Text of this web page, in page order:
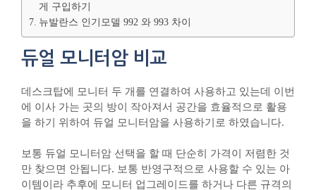
게 구입하기
뉴발란스 인기모델 992 와 993 차이
듀얼 모니터암 비교
데스크탑에 모니터 두 개를 연결하여 사용하고 있는데 이번
에 이사 가는 곳의 방이 작아져서 공간을 효율적으로 활용
을 하기 위하여 듀얼 모니터암을 사용하기로 하였습니다.
보통 듀얼 모니터암 선택을 할 때 단순히 가격이 저렴한 것
만 찾으면 안됩니다. 보통 반영구적으로 사용할 수 있는 아
이템이라 추후에 모니터 업그레이드를 하거나 다른 규격의